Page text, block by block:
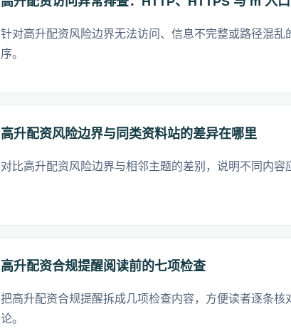
针对高升配资风险边界无法访问、信息不完整或路径混乱
序。
高升配资风险边界与同类资料站的差异在哪里
对比高升配资风险边界与相邻主题的差别，说明不同内容
高升配资合规提醒阅读前的七项检查
把高升配资合规提醒拆成几项检查内容，方便读者逐条核
论。